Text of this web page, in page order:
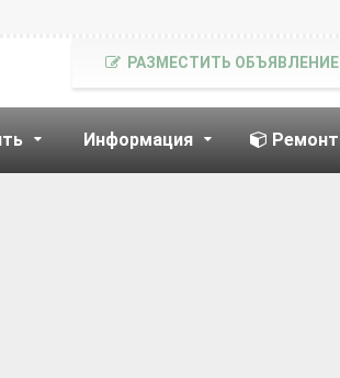
Информация Ремонт
РАЗМЕСТИТЬ ОБЪЯВЛЕНИЕ